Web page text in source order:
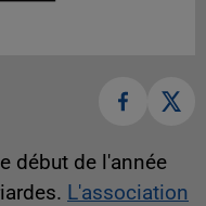
début de l'année
L'association